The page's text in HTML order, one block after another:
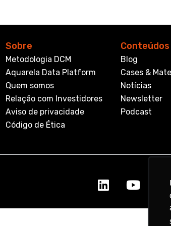
Sobre
Metodologia DCM
Aquarela Data Platform
Quem somos
Relação com Investidores
Aviso de privacidade
Código de Ética
Conteúdos
Blog
Cases &
Notícias
Newsletter
Podcast